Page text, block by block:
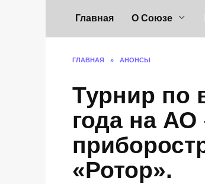
Главная О Союзе
ГЛАВНАЯ » АНОНСЫ
Турнир по
года на АО
«Ротор».